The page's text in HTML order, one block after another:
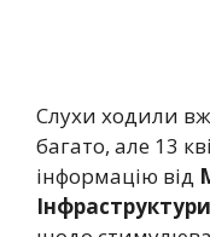
Слухи ходили
багато, але 13
інформацію від
Інфраструктури